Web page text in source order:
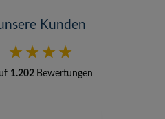
Kunden
1.202 Bewertungen